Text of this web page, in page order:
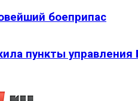
боеприпас
пункты